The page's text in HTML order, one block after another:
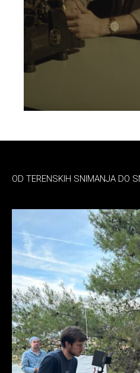
OD TERENSKIH SNIMANJA DO